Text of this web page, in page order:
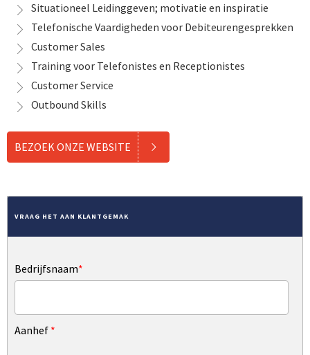
Situationeel Leidinggeven; motivatie en inspiratie
Telefonische Vaardigheden voor Debiteurengesprekken
Customer Sales
Training voor Telefonistes en Receptionistes
Customer Service
Outbound Skills
BEZOEK ONZE WEBSITE
VRAAG HET AAN KLANTGEMAK
Bedrijfsnaam*
Aanhef *